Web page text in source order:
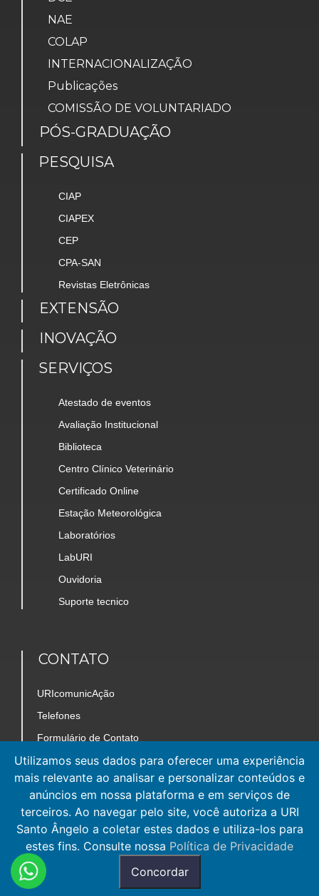
NAE
COLAP
INTERNACIONALIZAÇÃO
Publicações
COMISSÃO DE VOLUNTARIADO
PÓS-GRADUAÇÃO
PESQUISA
CIAP
CIAPEX
CEP
CPA-SAN
Revistas Eletrônicas
EXTENSÃO
INOVAÇÃO
SERVIÇOS
Atestado de eventos
Avaliação Institucional
Biblioteca
Centro Clínico Veterinário
Certificado Online
Estação Meteorológica
Laboratórios
LabURI
Ouvidoria
Suporte tecnico
CONTATO
URIcomunicAção
Telefones
Formulário de Contato
Trabalhe Conosco
Mapa do Câmpus
© URI SANTO ÂNGELO - 2022
Utilizamos seus dados para oferecer uma experiência
mais relevante ao analisar e personalizar conteúdos e
anúncios em nossa plataforma e em serviços de
terceiros. Ao navegar pelo site, você autoriza a URI
Santo Ângelo a coletar estes dados e utiliza-los para
estes fins. Consulte nossa Política de Privacidade
Concordar